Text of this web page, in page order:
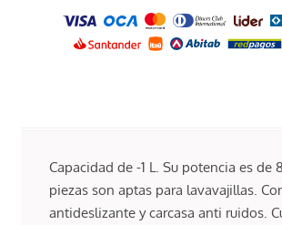
Capacidad de -1 L. Su potencia es de
piezas son aptas para lavavajillas.
antideslizante y carcasa anti ruidos.